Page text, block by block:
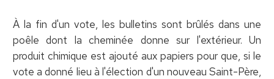
À la fin d'un vote, les bulletins sont brûlés dans une
poêle dont la cheminée donne sur l'extérieur. Un
produit chimique est ajouté aux papiers pour que, si le
vote a donné lieu à l'élection d'un nouveau Saint-Père,